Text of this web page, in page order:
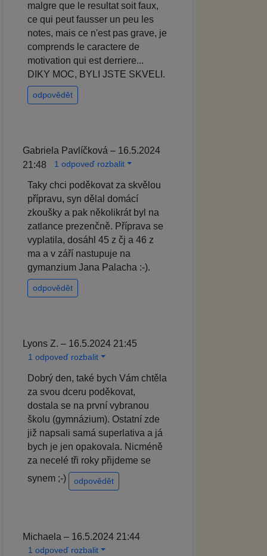
malgre que le resultat soit faux,
ce qui peut fausser un peu les
notes, mais ce n'est pas grave, je
comprends le caractere de
motivation qui est derriere...
DIKY MOC, BYLI JSTE SKVELI.
odpovědět
Gabriela Pavlíčková – 16.5.2024
21:48
1 odpoveď rozbalit
Taky chci poděkovat za skvělou
přípravu, syn dělal domácí
zkoušky a pak několikrát byl na
zatlance prezenčně. Příprava se
vyplatila, dosáhl 45 z čj a 46 z
ma a v září nastupuje na
gymanzium Jana Palacha :-).
odpovědět
Lyons Z. – 16.5.2024 21:45
1 odpoveď rozbalit
Dobrý den, také bych Vám chtěla
za svou dceru poděkovat,
dostala se na první vybranou
školu (gymnázium). Ostatní zde
již napsali samá superlativa a já
bych je jen opakovala. Nicméně
za necelé tři roky přijdeme se
synem ;-)
odpovědět
Michaela – 16.5.2024 21:44
1 odpoveď rozbalit